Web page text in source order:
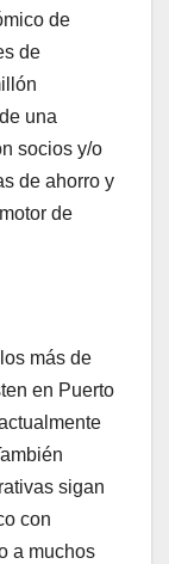
de
de
una
socios y/o
de ahorro y
de
más de
en Puerto
sigan
con
a muchos